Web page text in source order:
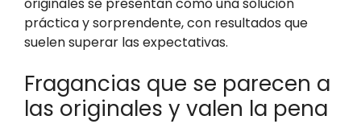
práctica y sorprendente, con resultados que
suelen superar las expectativas.
Fragancias que se parecen a
las originales y valen la pena